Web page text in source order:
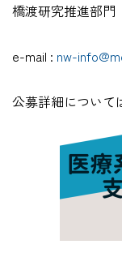
橋渡研究推進部門
e-mail : nw-
公募詳細について